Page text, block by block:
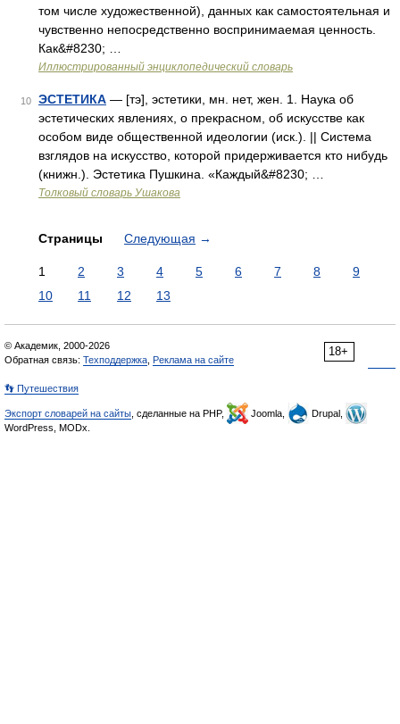
том числе художественной), данных как самостоятельная и
чувственно непосредственно воспринимаемая ценность.
Как&#8230; …
Иллюстрированный энциклопедический словарь
10 ЭСТЕТИКА — [тэ], эстетики, мн. нет, жен. 1. Наука об
эстетических явлениях, о прекрасном, об искусстве как
особом виде общественной идеологии (иск.). || Система
взглядов на искусство, которой придерживается кто нибудь
(книжн.). Эстетика Пушкина. «Каждый&#8230; …
Толковый словарь Ушакова
Страницы Следующая →
1 2 3 4 5 6 7 8
9
10
11 12 13
18+
© Академик, 2000-2026
Обратная связь: Техподдержка Реклама на сайте
👣 Путешествия
Экспорт словарей на сайты , сделанные на PHP, Joomla,
Drupal,
WordPress, MODx.